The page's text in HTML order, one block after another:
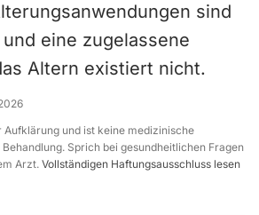
sind
eine zugelassene
Altern existiert nicht.
Aufklärung und ist keine medizinische
Sprich bei gesundheitlichen Fragen
Arzt. Vollständigen Haftungsausschluss lesen